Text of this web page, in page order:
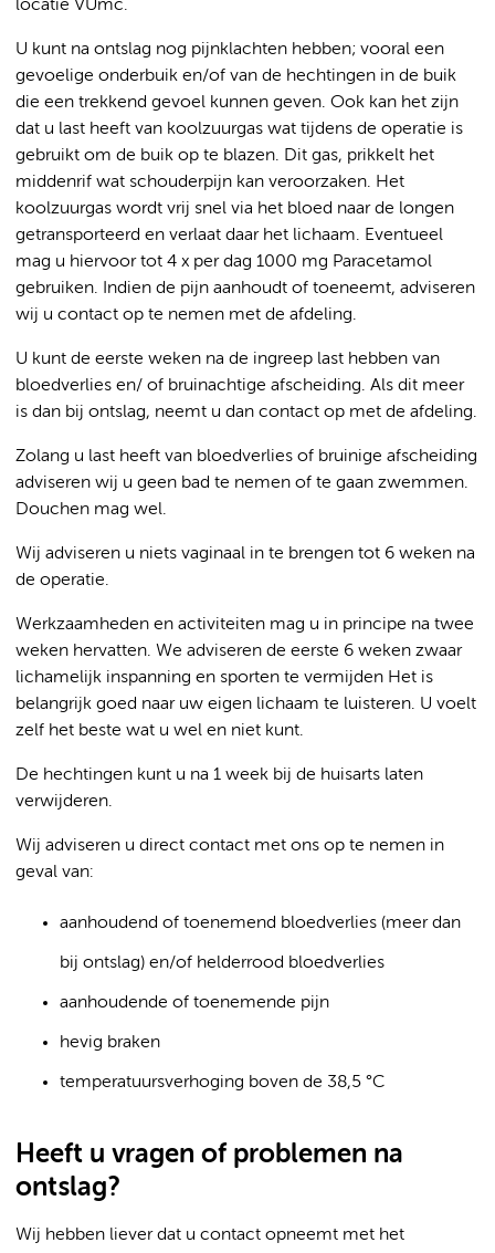
locatie VUmc.
U kunt na ontslag nog pijnklachten hebben; vooral een
gevoelige onderbuik en/of van de hechtingen in de buik
die een trekkend gevoel kunnen geven. Ook kan het zijn
dat u last heeft van koolzuurgas wat tijdens de operatie is
gebruikt om de buik op te blazen. Dit gas, prikkelt het
middenrif wat schouderpijn kan veroorzaken. Het
koolzuurgas wordt vrij snel via het bloed naar de longen
getransporteerd en verlaat daar het lichaam. Eventueel
mag u hiervoor tot 4 x per dag 1000 mg Paracetamol
gebruiken. Indien de pijn aanhoudt of toeneemt, adviseren
wij u contact op te nemen met de afdeling.
U kunt de eerste weken na de ingreep last hebben van
bloedverlies en/ of bruinachtige afscheiding. Als dit meer
is dan bij ontslag, neemt u dan contact op met de afdeling.
Zolang u last heeft van bloedverlies of bruinige afscheiding
adviseren wij u geen bad te nemen of te gaan zwemmen.
Douchen mag wel.
Wij adviseren u niets vaginaal in te brengen tot 6 weken na
de operatie.
Werkzaamheden en activiteiten mag u in principe na twee
weken hervatten. We adviseren de eerste 6 weken zwaar
lichamelijk inspanning en sporten te vermijden Het is
belangrijk goed naar uw eigen lichaam te luisteren. U voelt
zelf het beste wat u wel en niet kunt.
De hechtingen kunt u na 1 week bij de huisarts laten
verwijderen.
Wij adviseren u direct contact met ons op te nemen in
geval van:
aanhoudend of toenemend bloedverlies (meer dan
bij ontslag) en/of helderrood bloedverlies
aanhoudende of toenemende pijn
hevig braken
temperatuursverhoging boven de 38,5 °C
Heeft u vragen of problemen na
ontslag?
Wij hebben liever dat u contact opneemt met het